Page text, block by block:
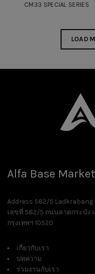
CM33 SPECIAL SERIES
LOAD
Alfa Base
Address 582/5 Ladkrabang
เลขที่ 582/5 ถนนลาดกระบัง
กรุงเทพฯ 10520
เกี่ยวกับเรา
บทความ
ร่วมงานกับเรา